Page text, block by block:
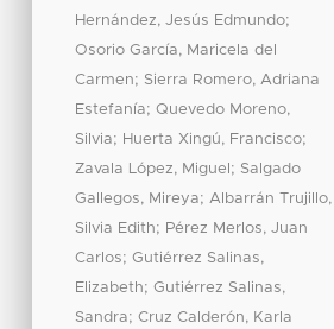
Hernández, Jesús Edmundo;
Osorio García, Maricela del
Carmen; Sierra Romero, Adriana
Estefanía;Quevedo Moreno,
Silvia; Huerta Xingú, Francisco;
Zavala López, Miguel ; Salgado
Gallegos, Mireya; Albarrán Trujillo,
Silvia Edith; Pérez Merlos, Juan
Carlos;Gutiérrez Salinas,
Elizabeth;Gutiérrez Salinas,
Sandra;Cruz Calderón, Karla